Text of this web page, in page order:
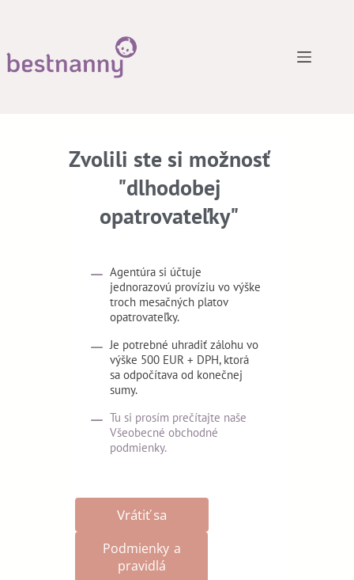
Zvolili ste si možnosť
"dlhodobej
opatrovateľky"
Agentúra si účtuje
jednorazovú províziu vo výške
troch mesačných platov
opatrovateľky.
Je potrebné uhradiť zálohu vo
výške 500 EUR + DPH, ktorá
sa odpočítava od konečnej
sumy.
Tu si prosím prečítajte naše
Všeobecné obchodné
podmienky.
Vrátiť sa
Podmienky a
pravidlá